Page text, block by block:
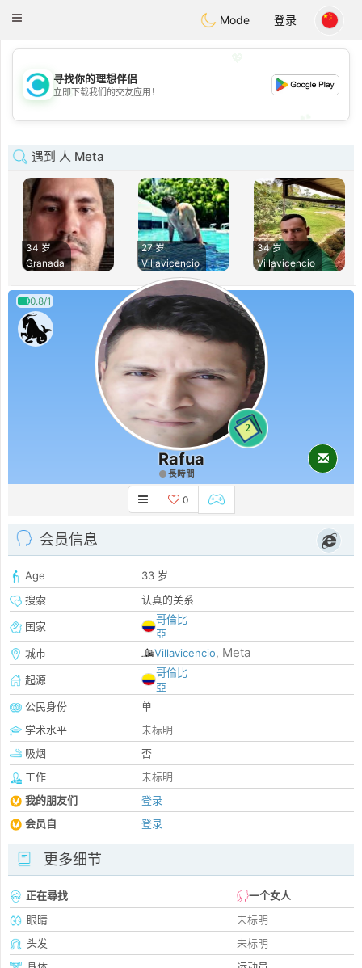
Citas
Toggle
Mode 登录
💖
💕
寻找你的理想伴侣
立即下载我们的交友应用！
遇到 人 Meta
34 岁
Granada
27 岁
Villavicencio
34 岁
Villavicencio
0.8/1
2
Rafua
長時間
0
会员信息
Age
33 岁
搜索
认真的关系
国家
哥倫比
亞
城市
Villavicencio, Meta
起源
哥倫比
亞
公民身份
单
学术水平
未标明
吸烟
否
工作
未标明
我的朋友们
登录
会员自
登录
更多细节
正在尋找
一个女人
眼睛
未标明
头发
未标明